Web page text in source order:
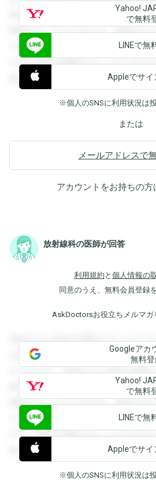
録すると回答を閲覧することができ
閲覧することができます。登録する
できます。登録すると回答を閲覧す
すると回答を閲覧することができま
覧することができます。
Yahoo!
で無料
LINEで無
Appleでサイ
※個人のSNSに利用状況は
または
メールアドレスで
アカウントをお持ちの方
放射線科の医師が回答
利用規約 と 個人情報の
同意のうえ、無料会員登録
AskDoctorsお役立ちメルマガ
登録すると回答を閲覧することがで
を閲覧することができます。登録す
ができます。登録すると回答を閲覧
録すると回答を閲覧することができ
閲覧することができます。登録する
できます。登録すると回答を閲覧す
すると回答を閲覧することができま
覧することができます。
Googleアカ
無料
Yahoo!
で無料
LINEで無
Appleでサイ
※個人のSNSに利用状況は